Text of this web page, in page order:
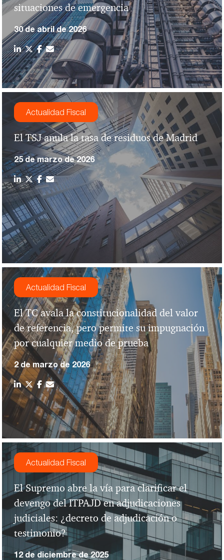
situaciones de emergencia
30 de abril de 2026
Actualidad Fiscal
El TSJ anula la tasa de residuos de Madrid
25 de marzo de 2026
Actualidad Fiscal
El TC avala la constitucionalidad del valor
de referencia, pero permite su impugnación
por cualquier medio de prueba
2 de marzo de 2026
Actualidad Fiscal
El Supremo abre la vía para clarificar el
devengo del ITPAJD en adjudicaciones
judiciales: ¿decreto de adjudicación o
testimonio?
12 de diciembre de 2025